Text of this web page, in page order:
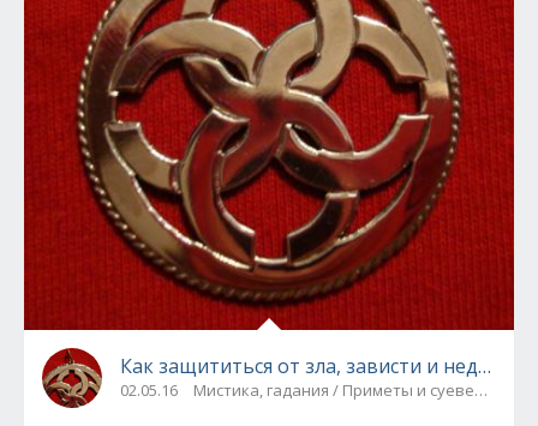
Как защититься от зла, зависти и
02.05.16 Мистика, гадания / Приметы и суеверия